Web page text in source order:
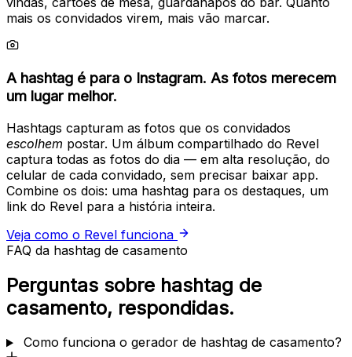
mais os convidados virem, mais vão marcar.
A hashtag é para o Instagram. As fotos merecem
um lugar melhor.
Hashtags capturam as fotos que os convidados
escolhem postar. Um álbum compartilhado do Revel
captura todas as fotos do dia — em alta resolução, do
celular de cada convidado, sem precisar baixar app.
Combine os dois: uma hashtag para os destaques, um
link do Revel para a história inteira.
Veja como o Revel funciona
FAQ da hashtag de casamento
Perguntas sobre hashtag de
casamento, respondidas.
Como funciona o gerador de hashtag de casamento?